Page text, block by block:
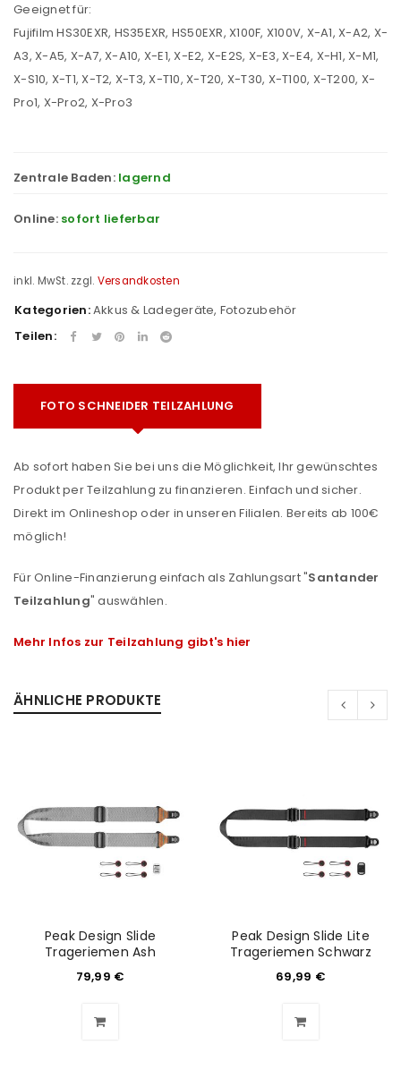
ANMELDEN
Benutzername oder E-Mail-Adresse
Geeignet für:
Fujifilm HS30EXR, HS35EXR, HS50EXR, X100F, X100V, X-A1, X-A2, X-
A3, X-A5, X-A7, X-A10, X-E1, X-E2, X-E2S, X-E3, X-E4, X-H1, X-M1,
X-S10, X-T1, X-T2, X-T3, X-T10, X-T20, X-T30, X-T100, X-T200, X-
Pro1, X-Pro2, X-Pro3
Zentrale Baden: lagernd
Online: sofort lieferbar
inkl. MwSt. zzgl. Versandkosten
Kategorien:Akkus & Ladegeräte, Fotozubehör
Teilen:
FOTO SCHNEIDER TEILZAHLUNG
Ab sofort haben Sie bei uns die Möglichkeit, Ihr gewünschtes
Produkt per Teilzahlung zu finanzieren. Einfach und sicher.
Direkt im Onlineshop oder in unseren Filialen. Bereits ab 100€
möglich!
Für Online-Finanzierung einfach als Zahlungsart "Santander
Teilzahlung" auswählen.
Mehr Infos zur Teilzahlung gibt's hier
ÄHNLICHE PRODUKTE
Peak Design Slide
Trageriemen Ash
79,99 €
Peak Design Slide Lite
Trageriemen Schwarz
69,99 €